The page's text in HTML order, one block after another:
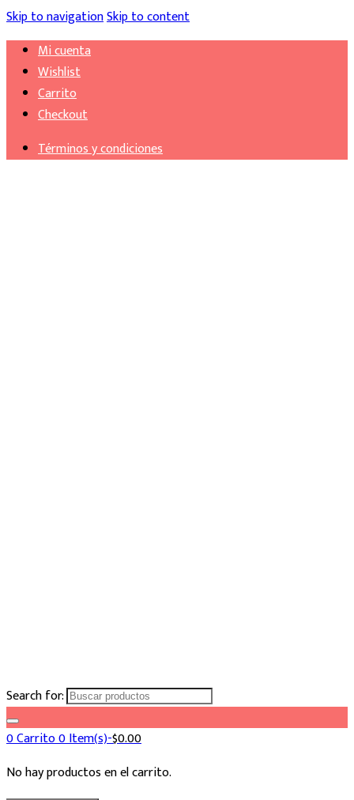
Skip to navigationSkip to content
Mi cuenta
Wishlist
Carrito
Checkout
Términos y condiciones
Search for:
0Carrito0 Item(s)-$0.00
No hay productos en el carrito.